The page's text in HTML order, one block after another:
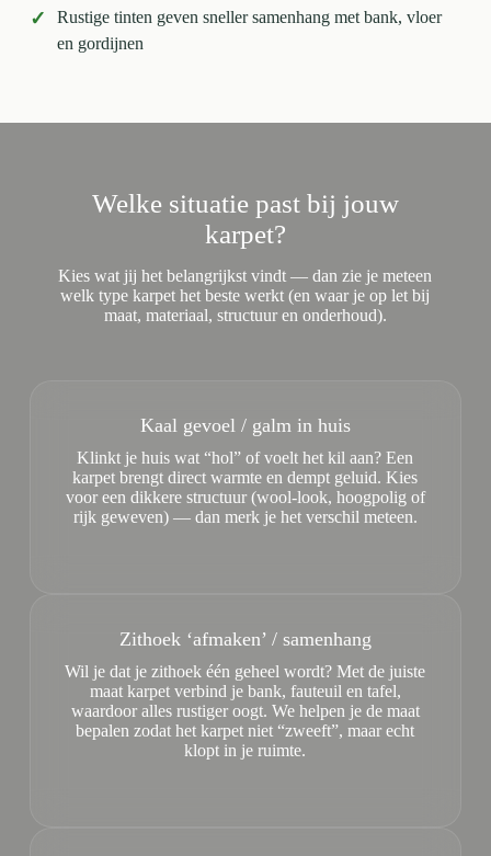
✓
Rustige tinten geven sneller samenhang met bank, vloer
en gordijnen
Welke situatie past bij jouw
karpet?
Kies wat jij het belangrijkst vindt — dan zie je meteen
welk type karpet het beste werkt (en waar je op let bij
maat, materiaal, structuur en onderhoud).
Kaal gevoel / galm in huis
Klinkt je huis wat “hol” of voelt het kil aan? Een
karpet brengt direct warmte en dempt geluid. Kies
voor een dikkere structuur (wool-look, hoogpolig of
rijk geweven) — dan merk je het verschil meteen.
Zithoek ‘afmaken’ / samenhang
Wil je dat je zithoek één geheel wordt? Met de juiste
maat karpet verbind je bank, fauteuil en tafel,
waardoor alles rustiger oogt. We helpen je de maat
bepalen zodat het karpet niet “zweeft”, maar echt
klopt in je ruimte.